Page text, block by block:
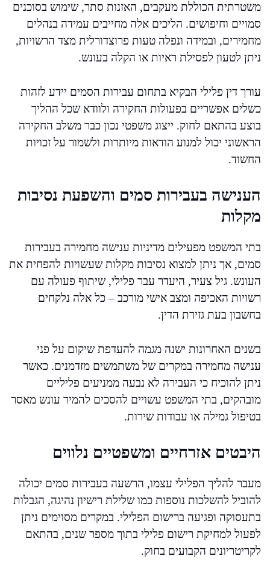
משטרתית הכוללת מעקבים, האזנות סתר, שימוש בסוכנים
סמויים וחיפושים. הליכים אלה מחייבים עמידה בנהלים
מחמירים, ובמידה ונפלה טעות פרוצדורלית מצד הרשויות,
ניתן לטעון לפסילת ראיות או הקלה בעונש.
עורך דין פלילי הבקיא בתחום עבירות הסמים יידע לזהות
כשלים אפשריים בפעולות החקירה ולוודא שכל ההליך
בוצע בהתאם לחוק. ייצוג משפטי נכון כבר משלב החקירה
הראשוני יכול למנוע הודאות מיותרות ולשמור על זכויות
החשוד.
הענישה בעבירות סמים והשפעת נסיבות
מקלות
בתי המשפט מפעילים מדיניות ענישה מחמירה בעבירות
סמים, אך ניתן למצוא נסיבות מקלות שעשויות להפחית את
העונש. גיל צעיר, היעדר עבר פלילי, שיתוף פעולה עם
רשויות האכיפה ומצב אישי מורכב – כל אלה נלקחים
בחשבון בעת גזירת הדין.
בשנים האחרונות ישנה מגמה להעדפת שיקום על פני
ענישה מחמירה במקרים של משתמשים מזדמנים. כאשר
ניתן להוכיח כי העבירה לא נבעה ממניעים פליליים
מובהקים, בתי המשפט עשויים להסכים להמיר עונש מאסר
בטיפול גמילה או עבודות שירות.
היבטים אזרחיים ומשפטיים נלווים
מעבר להליך הפלילי עצמו, הרשעה בעבירות סמים יכולה
להוביל להשלכות נוספות כמו שלילת רישיון נהיגה, הגבלות
בתעסוקה ופגיעה ברישום הפלילי. במקרים מסוימים ניתן
לפעול למחיקת רישום פלילי בתוך מספר שנים, בהתאם
לקריטריונים הקבועים בחוק.